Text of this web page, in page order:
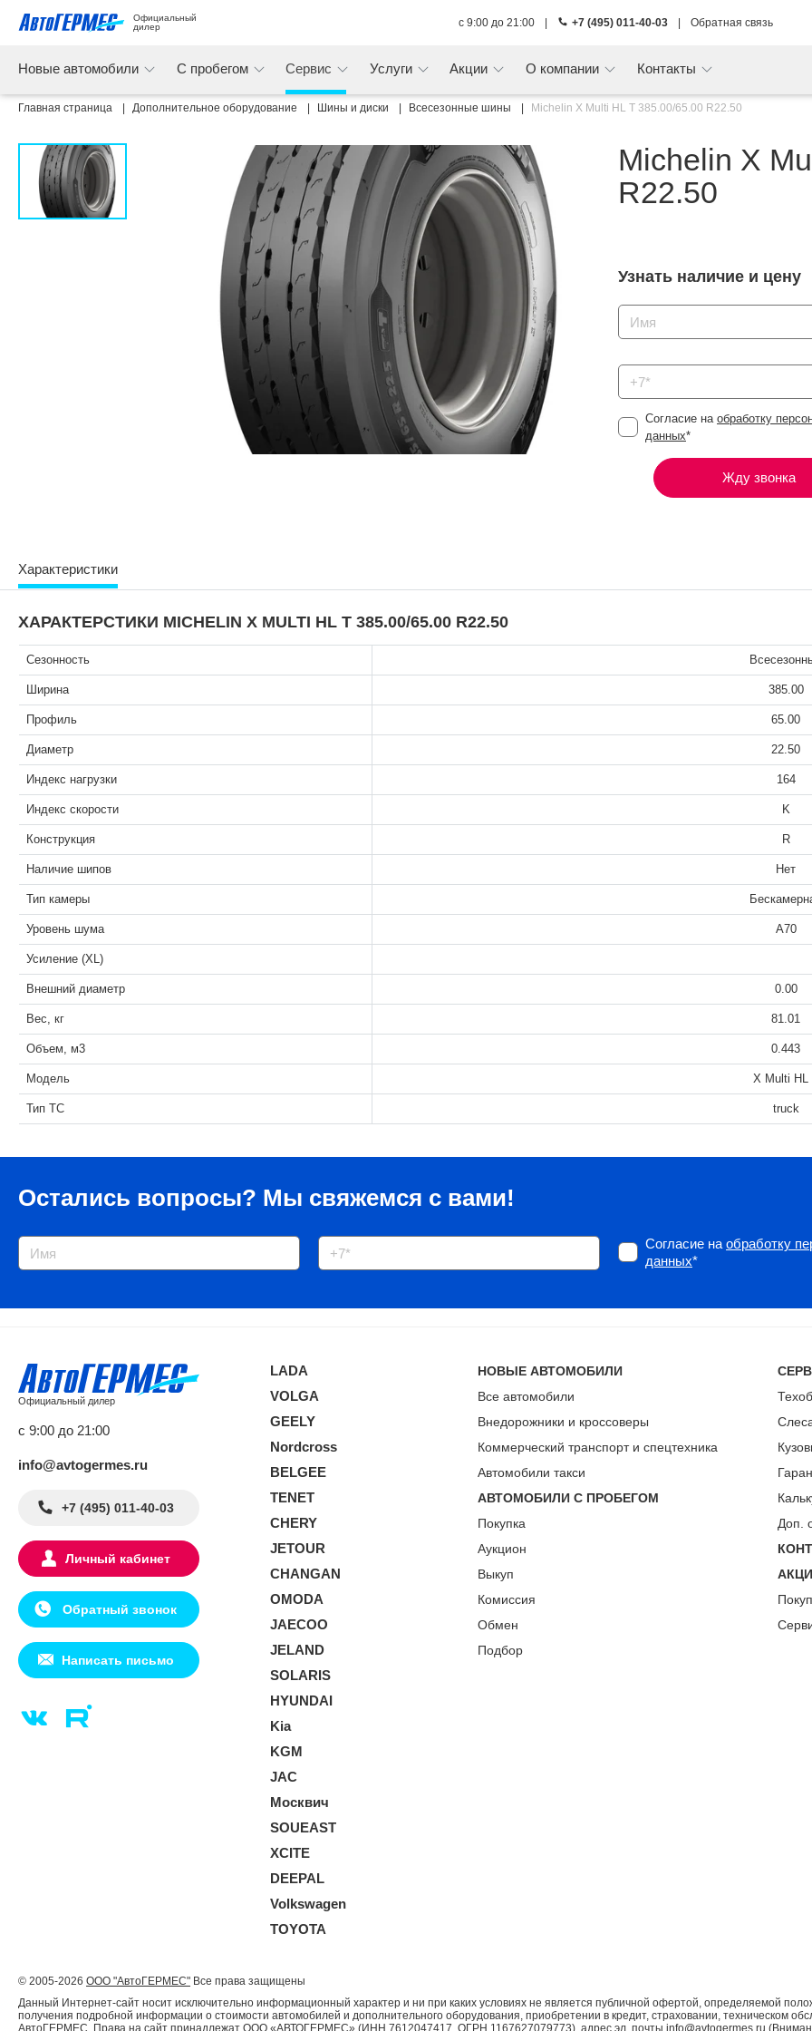
Официальный
дилер
с 9:00 до 21:00 +7 (495) 011-40-03 Обратная связь
Новые автомобили С пробегом Сервис Услуги Акции О компании Контакты
Главная страница Дополнительное оборудование Шины и диски Всесезонные шины Michelin X Multi HL T 385.00/65.00 R22.50
Michelin X
R22.50
Узнать наличие и цену
Согласие на обработку
данных*
Жду звонка
Характеристики
ХАРАКТЕРСТИКИ MICHELIN X MULTI HL T 385.00/65.00 R22.50
Сезонность
Ширина 385.00
Профиль 65.00
Диаметр 22.50
Индекс нагрузки 164
Индекс скорости K
Конструкция R
Наличие шипов Нет
Тип камеры
Уровень шума A70
Усиление (XL)
Внешний диаметр 0.00
Вес, кг 81.01
Объем, м3 0.443
Модель X Multi HL
Тип ТС truck
Остались вопросы? Мы свяжемся с вами!
Согласие на обработку
данных*
Официальный дилер
с 9:00 до 21:00
info@avtogermes.ru
+7 (495) 011-40-03
Личный кабинет
Обратный звонок
Написать письмо
LADA
VOLGA
GEELY
Nordcross
BELGEE
TENET
CHERY
JETOUR
CHANGAN
OMODA
JAECOO
JELAND
SOLARIS
HYUNDAI
Kia
KGM
JAC
Москвич
SOUEAST
XCITE
DEEPAL
Volkswagen
TOYOTA
НОВЫЕ АВТОМОБИЛИ
Все автомобили
Внедорожники и кроссоверы
Коммерческий транспорт и спецтехника
Автомобили такси
АВТОМОБИЛИ С ПРОБЕГОМ
Покупка
Аукцион
Выкуп
Комиссия
Обмен
Подбор
Доп.
© 2005-2026 ООО "АвтоГЕРМЕС" Все права защищены
Данный Интернет-сайт носит исключительно информационный характер и ни при каких условиях не является публичной офертой, определяемой
получения подробной информации о стоимости автомобилей и дополнительного оборудования, приобретении в кредит, страховании, техническом
АвтоГЕРМЕС. Права на сайт принадлежат ООО «АВТОГЕРМЕС» (ИНН 7612047417, ОГРН 1167627079773), адрес эл. почты info@avtogermes.ru